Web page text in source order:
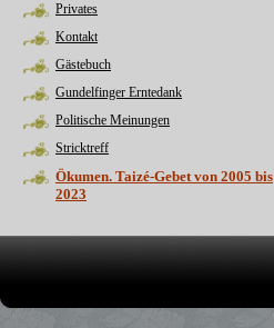
Privates
Kontakt
Gästebuch
Gundelfinger Erntedank
Politische Meinungen
Stricktreff
Ökumen. Taizé-Gebet von 2005 bis
2023